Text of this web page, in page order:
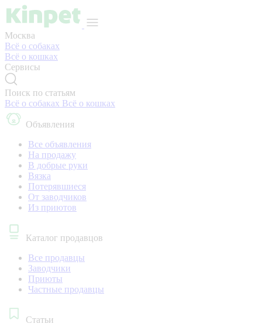
Москва
Всё о собаках
Всё о кошках
Сервисы
Поиск по статьям
Всё о собаках Всё о кошках
Объявления
Все объявления
На продажу
В добрые руки
Вязка
Потерявшиеся
От заводчиков
Из приютов
Каталог продавцов
Все продавцы
Заводчики
Приюты
Частные продавцы
Статьи